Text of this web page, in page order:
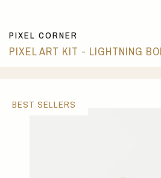
PIXEL CORNER
PIXEL ART KIT - LIGHTNING
BEST SELLERS